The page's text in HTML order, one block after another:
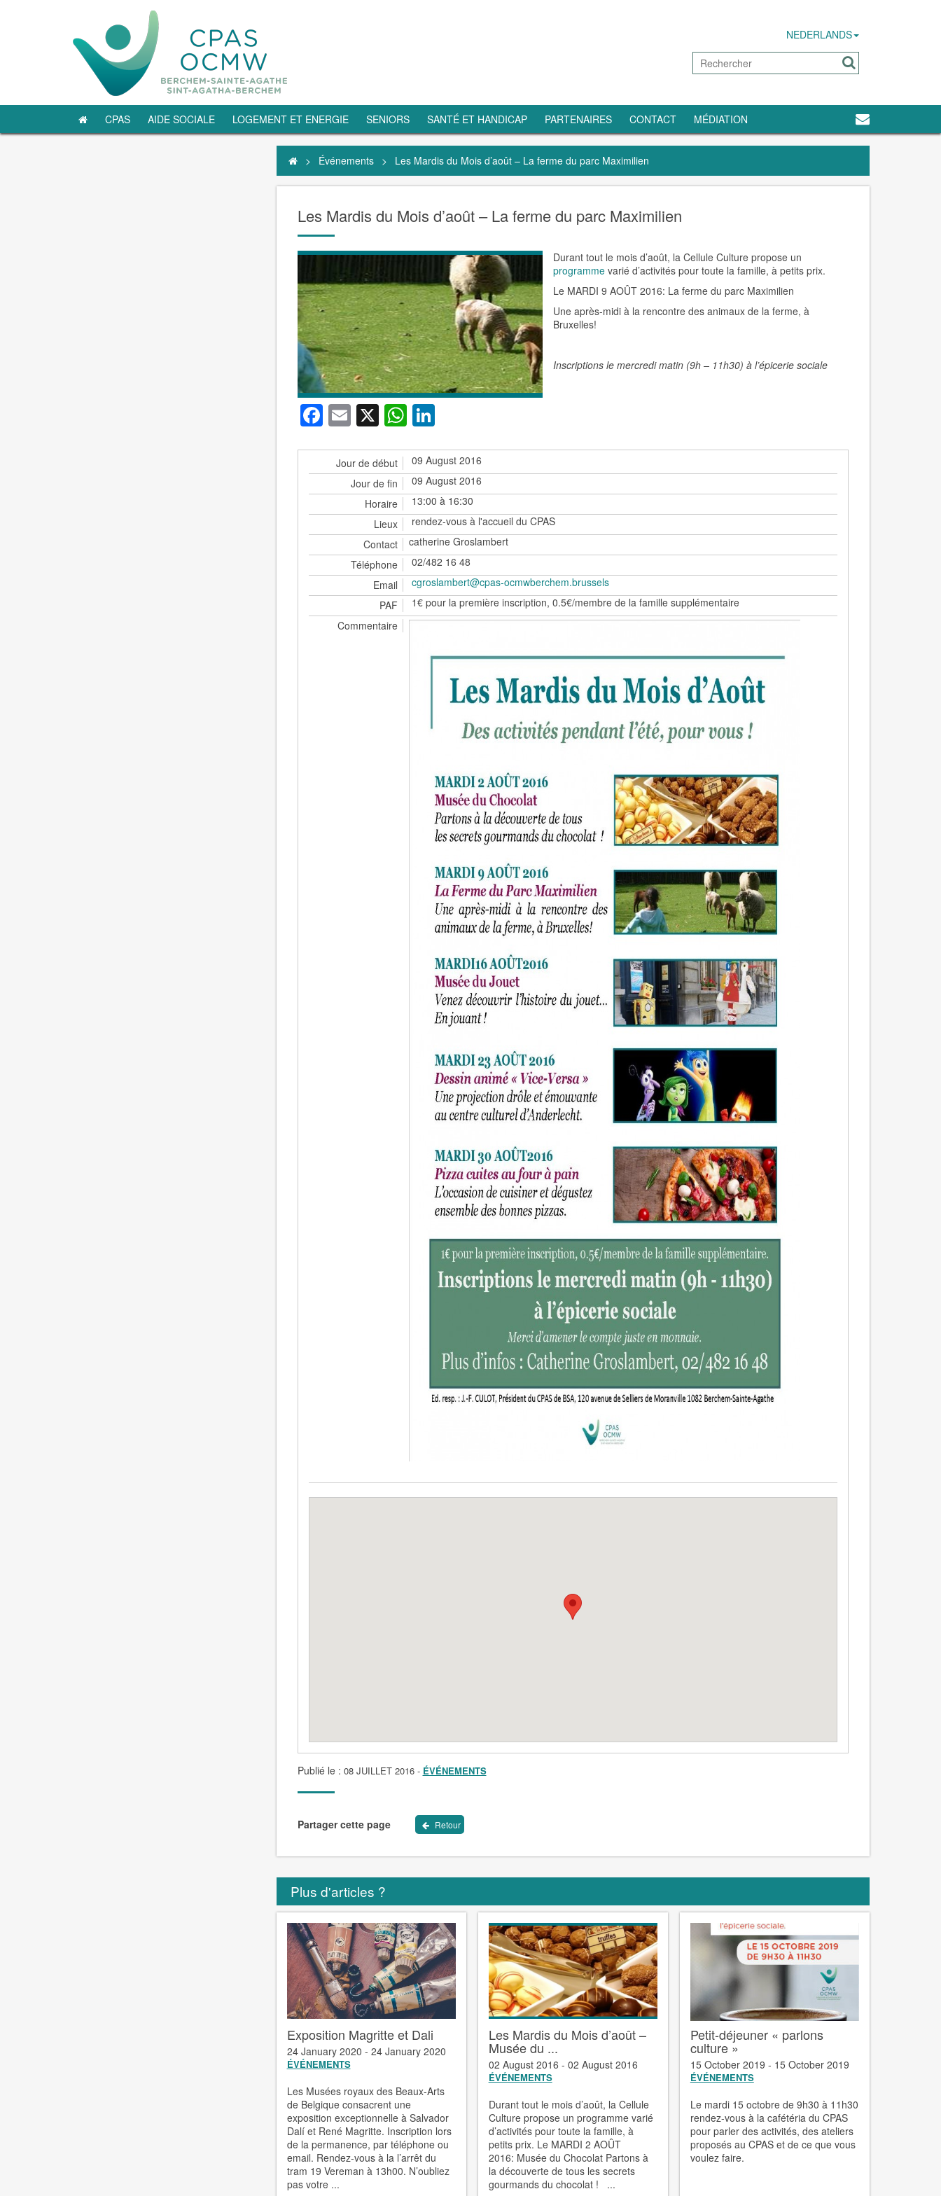
NEDERLANDS
CPAS AIDE SOCIALE LOGEMENT ET ENERGIE SENIORS SANTÉ ET HANDICAP PARTENAIRES CONTACT MÉDIATION
> Événements > Les Mardis du Mois d’août – La ferme du parc Maximilien
Les Mardis du Mois d’août – La ferme du parc Maximilien
Durant tout le mois d’août, la Cellule Culture propose un
programmevarié d’activités pour toute la famille, à petits prix.
Le MARDI 9 AOÛT 2016: La ferme du parc Maximilien
Une après-midi à la rencontre des animaux de la ferme, à
Bruxelles!
Inscriptions le mercredi matin (9h – 11h30) à l’épicerie sociale
Facebook
Email
X WhatsApp
LinkedIn
Jour de début
09 August 2016
Jour de fin
09 August 2016
Horaire
13:00 à 16:30
Lieux
rendez-vous à l'accueil du CPAS
Contact
catherine Groslambert
Téléphone
02/482 16 48
Email
cgroslambert@cpas-ocmwberchem.brussels
PAF
1€ pour la première inscription, 0.5€/membre de la famille supplémentaire
Commentaire
Publié le : 08 JUILLET 2016 - ÉVÉNEMENTS
Partager cette page Retour
Plus d'articles ?
Exposition Magritte et Dali
24 January 2020 - 24 January 2020
ÉVÉNEMENTS
Les Musées royaux des Beaux-Arts
de Belgique consacrent une
exposition exceptionnelle à Salvador
Dalí et René Magritte. Inscription lors
de la permanence, par téléphone ou
email. Rendez-vous à la l’arrêt du
tram 19 Vereman à 13h00. N’oubliez
pas votre ...
Les Mardis du Mois d’août –
Musée du ...
02 August 2016 - 02 August 2016
ÉVÉNEMENTS
Durant tout le mois d’août, la Cellule
Culture propose un programme varié
d’activités pour toute la famille, à
petits prix. Le MARDI 2 AOÛT
2016: Musée du Chocolat Partons à
la découverte de tous les secrets
gourmands du chocolat ! ...
Petit-déjeuner « parlons
culture »
15 October 2019 - 15 October 2019
ÉVÉNEMENTS
Le mardi 15 octobre de 9h30 à 11h30
rendez-vous à la cafétéria du CPAS
pour parler des activités, des ateliers
proposés au CPAS et de ce que vous
voulez faire.